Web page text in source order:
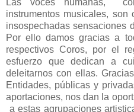
Las voces humanas,
instrumentos musicales,
insospechadas sensaciones
Por ello damos gracias a
respectivos Coros, por el
esfuerzo que dedican a
deleitarnos con ellas.
Entidades, públicas y
aportaciones, nos dan la
a estas agrupaciones